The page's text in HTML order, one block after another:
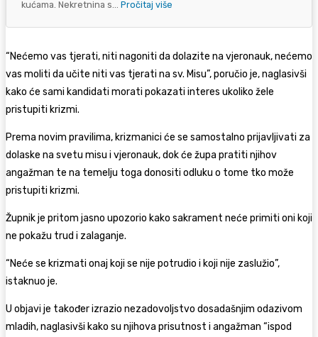
kućama. Nekretnina s... Pročitaj više
“Nećemo vas tjerati, niti nagoniti da dolazite na vjeronauk, nećemo
vas moliti da učite niti vas tjerati na sv. Misu”, poručio je, naglasivši
kako će sami kandidati morati pokazati interes ukoliko žele
pristupiti krizmi.
Prema novim pravilima, krizmanici će se samostalno prijavljivati za
dolaske na svetu misu i vjeronauk, dok će župa pratiti njihov
angažman te na temelju toga donositi odluku o tome tko može
pristupiti krizmi.
Župnik je pritom jasno upozorio kako sakrament neće primiti oni koji
ne pokažu trud i zalaganje.
“Neće se krizmati onaj koji se nije potrudio i koji nije zaslužio”,
istaknuo je.
U objavi je također izrazio nezadovoljstvo dosadašnjim odazivom
mladih, naglasivši kako su njihova prisutnost i angažman “ispod